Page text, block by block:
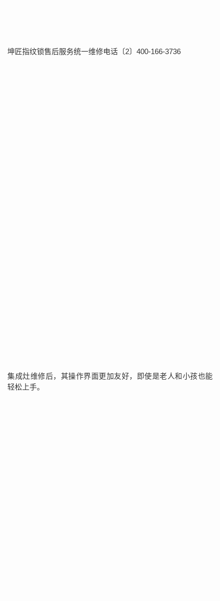
坤匠指纹锁售后服务统一维修电话〔2〕400-166-3736
集成灶维修后，其操作界面更加友好，即使是老人和小孩也能
轻松上手。